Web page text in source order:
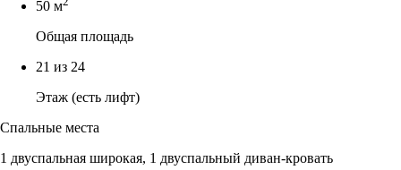
50 м
Общая площадь
21 из 24
Этаж (есть лифт)
Спальные места
1 двуспальная широкая, 1 двуспальный диван-кровать